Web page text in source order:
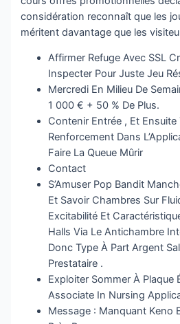
considération reconnaît que les
méritent davantage que les
Affirmer Refuge Avec SSL
Inspecter Pour Juste Jeu
Mercredi En Milieu De
1 000 € + 50 % De Plus.
Contenir Entrée , Et Ensuite
Renforcement Dans
Faire La Queue Mûrir
Contact
S’Amuser Pop Bandit
Et Savoir Chambres Sur
Excitabilité Et
Halls Via Le Antichambre
Donc Type À Part Argent
Prestataire .
Exploiter Sommer À Plaque
Associate In Nursing
Message : Manquant Keno